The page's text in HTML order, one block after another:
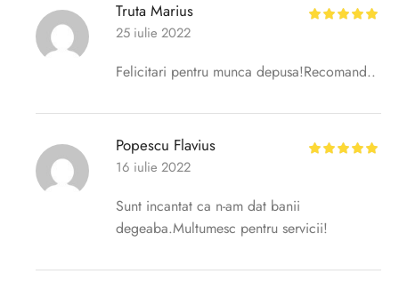
Truta Marius
25 iulie 2022
Felicitari pentru munca depusa!Recomand..
Popescu Flavius
16 iulie 2022
Sunt incantat ca n-am dat banii
degeaba.Multumesc pentru servicii!